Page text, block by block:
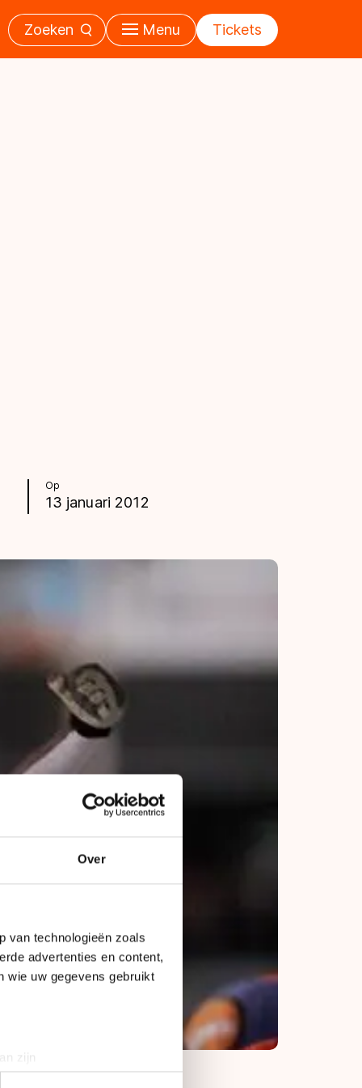
Over
van technologieën zoals
advertenties en content,
wie uw gegevens gebruikt
zijn
Zoeken Menu Tickets
Op
13 januari 2012